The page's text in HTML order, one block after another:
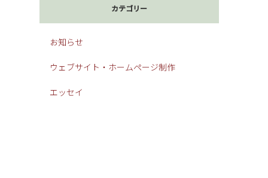
カテゴリー
お知らせ
ウェブサイト・ホームページ制作
エッセイ